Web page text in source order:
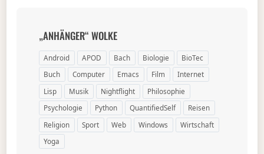
„ANHÄNGER“ WOLKE
Android APOD Bach Biologie
BioTec
Buch
Computer Emacs Film
Internet
Lisp
Musik Nightflight
Philosophie
Psychologie
Python QuantifiedSelf
Reisen
Religion
Sport Web Windows
Wirtschaft
Yoga